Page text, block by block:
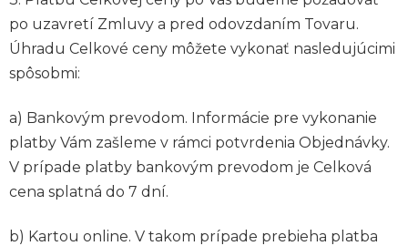
po uzavretí Zmluvy a pred odovzdaním Tovaru.
Úhradu Celkové ceny môžete vykonať nasledujúcimi
spôsobmi:
a) Bankovým prevodom. Informácie pre vykonanie
platby Vám zašleme v rámci potvrdenia Objednávky.
V prípade platby bankovým prevodom je Celková
cena splatná do 7 dní.
b) Kartou online. V takom prípade prebieha platba